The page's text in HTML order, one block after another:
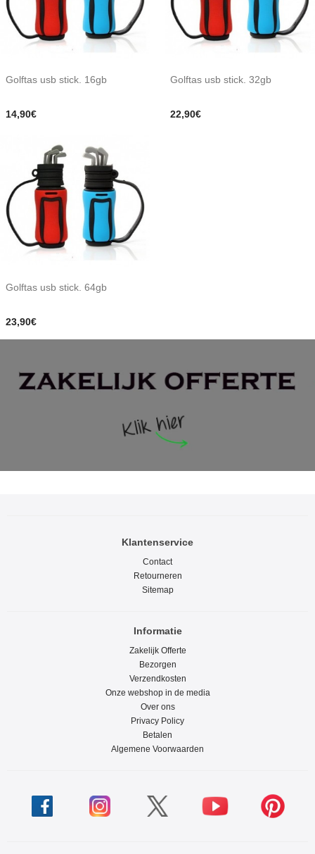
Golftas usb stick. 16gb
14,90€
Golftas usb stick. 32gb
22,90€
Golftas usb stick. 64gb
23,90€
Klantenservice
Contact
Retourneren
Sitemap
Informatie
Zakelijk Offerte
Bezorgen
Verzendkosten
Onze webshop in de media
Over ons
Privacy Policy
Betalen
Algemene Voorwaarden